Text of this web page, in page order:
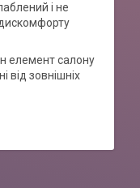
і не
елемент салону
від зовнішніх